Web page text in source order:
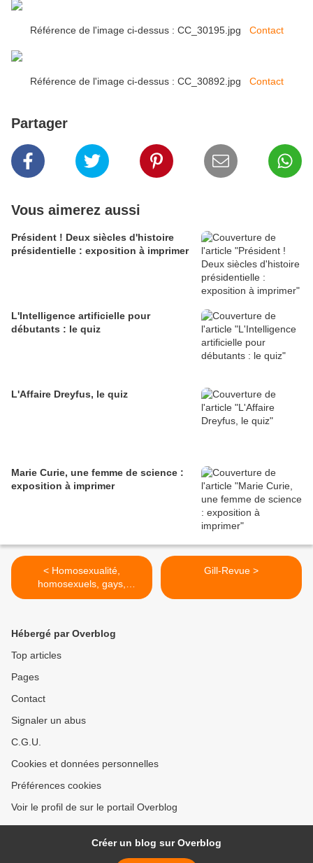
Référence de l'image ci-dessus : CC_30195.jpg Contact
Référence de l'image ci-dessus : CC_30892.jpg Contact
Partager
Vous aimerez aussi
Président ! Deux siècles d'histoire
présidentielle : exposition à imprimer
L'Intelligence artificielle pour
débutants : le quiz
L'Affaire Dreyfus, le quiz
Marie Curie, une femme de science :
exposition à imprimer
< Homosexualité,
homosexuels, gays,
pédérastes, pédérastie,
Gill-Revue >
Hébergé par Overblog
Top articles
Pages
Contact
Signaler un abus
C.G.U.
Cookies et données personnelles
Préférences cookies
Voir le profil de sur le portail Overblog
Créer un blog sur Overblog